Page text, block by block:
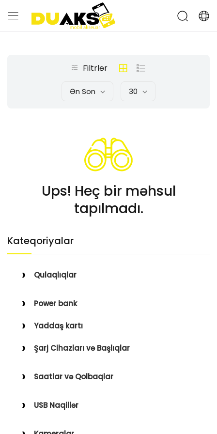
Kateqoriyalar
Qulaqlıqlar
Qulaqüstü
Power bank
Yaddaş kartı
Şarj Cihazları və Başlıqlar
Saatlar və Qolbaqlar
Saat Qolbaqları
USB Naqillər
Filtrlər
Ən Son 30
Ups! Heç bir məhsul
tapılmadı.